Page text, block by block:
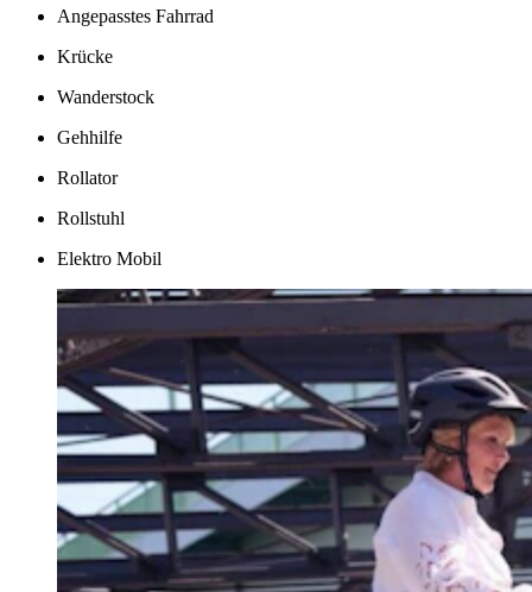
Angepasstes Fahrrad
Krücke
Wanderstock
Gehhilfe
Rollator
Rollstuhl
Elektro Mobil